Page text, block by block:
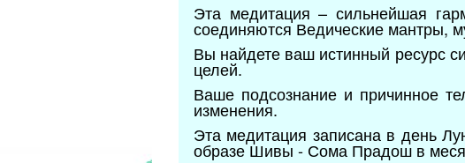
Эта медитация – сильнейшая
соединяются Ведические мантры,
Вы найдете ваш истинный ресурс
целей.
Ваше подсознание и причинное
изменения.
Эта медитация записана в день
образе Шивы - Сома Прадош в